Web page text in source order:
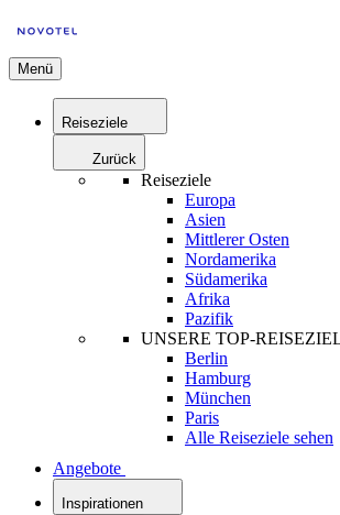
Menü
Reiseziele
Zurück
Reiseziele
Europa
Asien
Mittlerer Osten
Nordamerika
Südamerika
Afrika
Pazifik
UNSERE TOP-
Berlin
Hamburg
München
Paris
Alle Reiseziele sehen
Angebote
Inspirationen